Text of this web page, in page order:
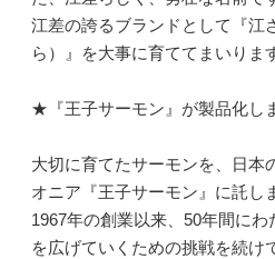
江差の誇るブランドとして『江
ら）』を大事に育ててまいりま
★『王子サーモン』が製品化し
大切に育てたサーモンを、日本
オニア『王子サーモン』に託し
1967年の創業以来、50年間にわ
を広げていくための挑戦を続け